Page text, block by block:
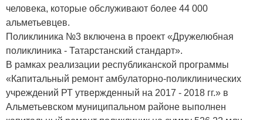
человека, которые обслуживают более 44 000
альметьевцев.
Поликлиника №3 включена в проект «Дружелюбная
поликлиника - Татарстанский стандарт».
В рамках реализации республиканской программы
«Капитальный ремонт амбулаторно-поликлинических
учреждений РТ утвержденный на 2017 - 2018 гг.» в
Альметьевском муниципальном районе выполнен